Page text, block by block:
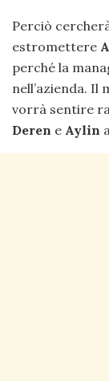
Perciò
estromettere
perché la
nell’azienda.
vorrà sentire
Deren e Aylin